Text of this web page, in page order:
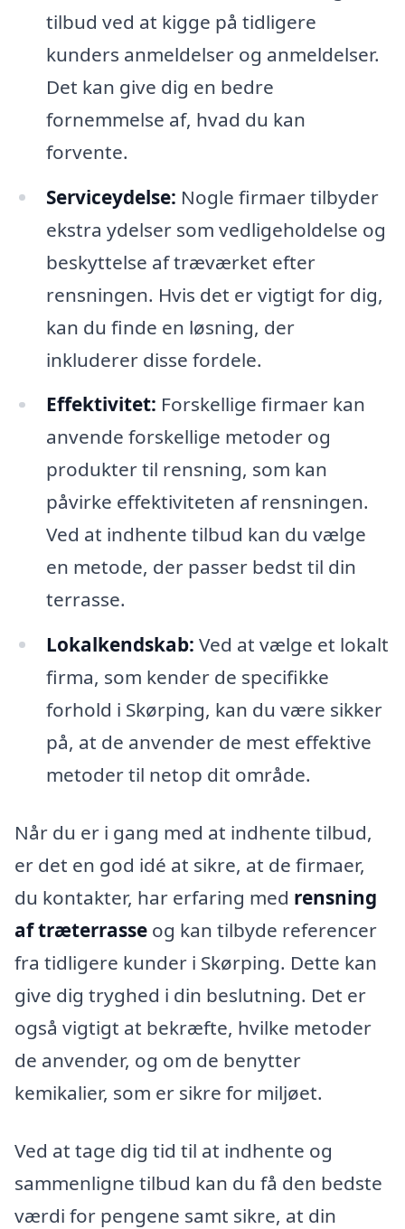
tilbud ved at kigge på tidligere
kunders anmeldelser og anmeldelser.
Det kan give dig en bedre
fornemmelse af, hvad du kan
forvente.
Serviceydelse: Nogle firmaer tilbyder
ekstra ydelser som vedligeholdelse og
beskyttelse af træværket efter
rensningen. Hvis det er vigtigt for dig,
kan du finde en løsning, der
inkluderer disse fordele.
Effektivitet: Forskellige firmaer kan
anvende forskellige metoder og
produkter til rensning, som kan
påvirke effektiviteten af rensningen.
Ved at indhente tilbud kan du vælge
en metode, der passer bedst til din
terrasse.
Lokalkendskab: Ved at vælge et lokalt
firma, som kender de specifikke
forhold i Skørping, kan du være sikker
på, at de anvender de mest effektive
metoder til netop dit område.
Når du er i gang med at indhente tilbud,
er det en god idé at sikre, at de firmaer,
du kontakter, har erfaring med rensning
af træterrasse og kan tilbyde referencer
fra tidligere kunder i Skørping. Dette kan
give dig tryghed i din beslutning. Det er
også vigtigt at bekræfte, hvilke metoder
de anvender, og om de benytter
kemikalier, som er sikre for miljøet.
Ved at tage dig tid til at indhente og
sammenligne tilbud kan du få den bedste
værdi for pengene samt sikre, at din